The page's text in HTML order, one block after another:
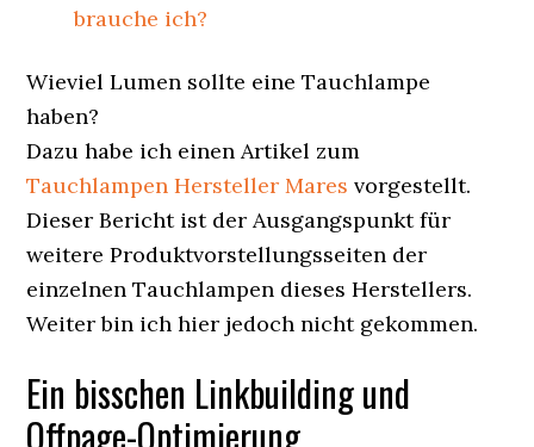
brauche ich?
Wieviel Lumen sollte eine Tauchlampe
haben?
Dazu habe ich einen Artikel zum
Tauchlampen Hersteller Mares vorgestellt.
Dieser Bericht ist der Ausgangspunkt für
weitere Produktvorstellungsseiten der
einzelnen Tauchlampen dieses Herstellers.
Weiter bin ich hier jedoch nicht gekommen.
Ein bisschen Linkbuilding und
Offpage-Optimierung